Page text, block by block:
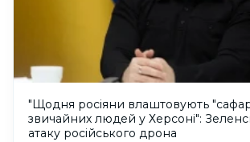
"Щодня росіяни влаштовують
звичайних людей у Херсоні":
атаку російського дрона